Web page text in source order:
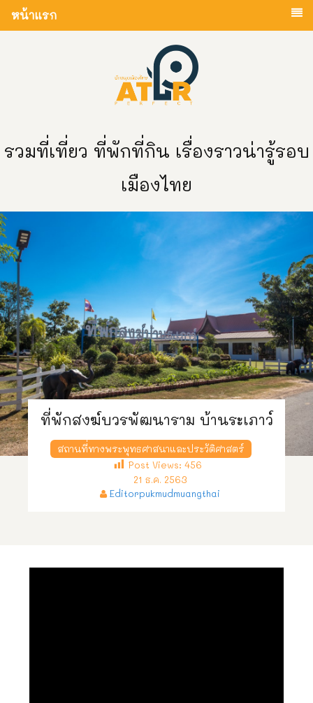
หน้าแรก
รวมที่เที่ยว ที่พักที่กิน เรื่องราวน่ารู้รอบ
เมืองไทย
ที่พักสงฆ์บวรพัฒนาราม บ้านระเภาว์
สถานที่ทางพระพุทธศาสนาและประวัติศาสตร์
Post Views: 456
21 ธ.ค. 2563
Editorpukmudmuangthai